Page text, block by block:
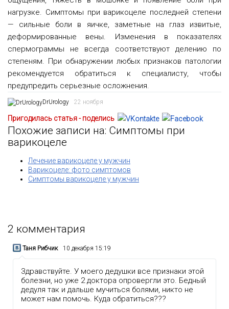
нагрузке. Симптомы при варикоцеле последней степени
— сильные боли в яичке, заметные на глаз извитые,
деформированные вены. Изменения в показателях
спермограммы не всегда соответствуют делению по
степеням. При обнаружении любых признаков патологии
рекомендуется обратиться к специалисту, чтобы
предупредить серьезные осложнения.
DrUrology 22 ноября
Пригодилась статья - поделись
Похожие записи на: Симптомы при
варикоцеле
Лечение варикоцеле у мужчин
Варикоцеле: фото симптомов
Симптомы варикоцеле у мужчин
2 комментария
Таня Рибчик 10 декабря 15:19
Здравствуйте. У моего дедушки все признаки этой
болезни, но уже 2 доктора опровергли это. Бедный
дедуля так и дальше мучиться болями, никто не
может нам помочь. Куда обратиться???